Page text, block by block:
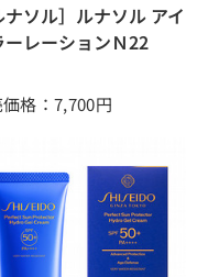
ナソル］ルナソル アイ
ーレーションＮ22
格：7,700円